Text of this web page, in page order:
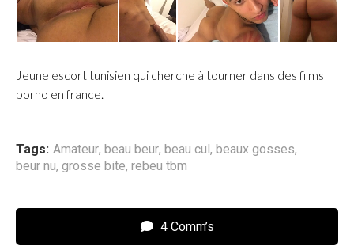
Jeune escort tunisien qui cherche à tourner dans des films
porno en france.
Tags: Amateur, beau beur, beau cul, beaux gosses,
beur nu, grosse bite, rebeu tbm
4 Comm’s